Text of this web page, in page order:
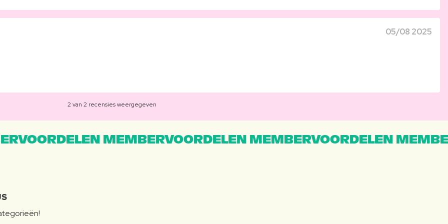
05/08 2025
2 van 2 recensies weergegeven
MEMBERVOORDELEN MEMBERVOORDELEN